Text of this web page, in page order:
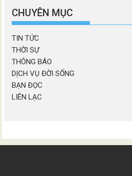
mục
CHUYÊN MỤC
TIN TỨC
THỜI SỰ
THÔNG BÁO
DỊCH VỤ ĐỜI SỐNG
BẠN ĐỌC
LIÊN LẠC